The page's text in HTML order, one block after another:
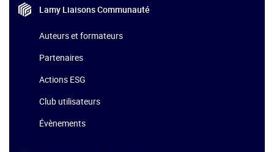
Lamy LiaisonsCommunauté
Auteurs et formateurs
Partenaires
Actions ESG
Club utilisateurs
Évènements